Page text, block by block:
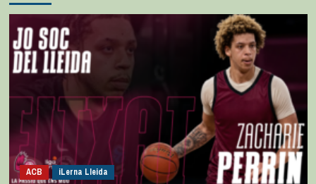
ACB iLerna Lleida